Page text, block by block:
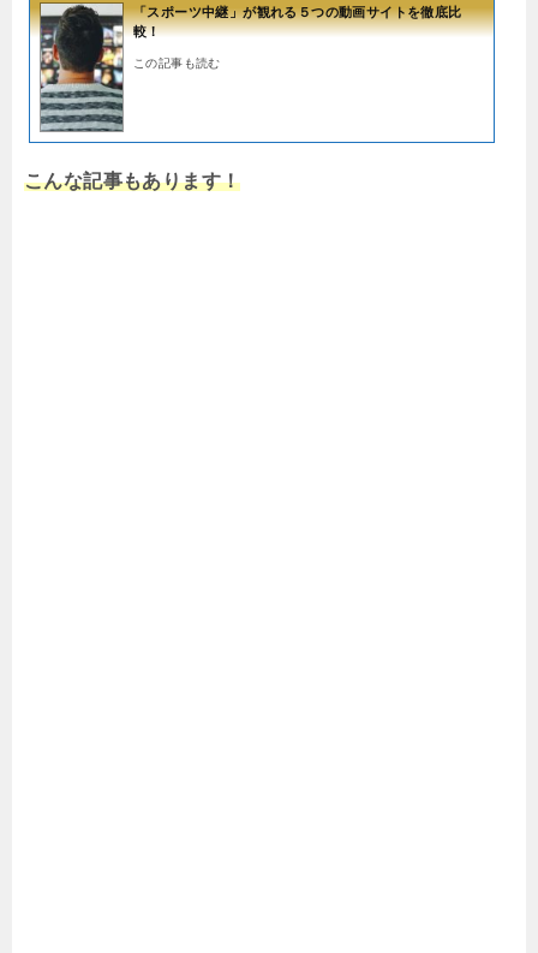
「スポーツ中継」が観れる５つの動画サイトを徹底比
較！
この記事も読む
こんな記事もあります！